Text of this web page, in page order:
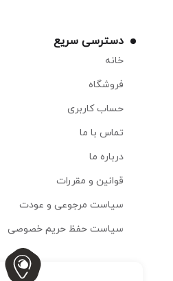
دسترسی سریع
خانه
فروشگاه
حساب کاربری
تماس با ما
درباره ما
قوانین و مقررات
سیاست مرجوعی و عودت
سیاست حفظ حریم خصوصی